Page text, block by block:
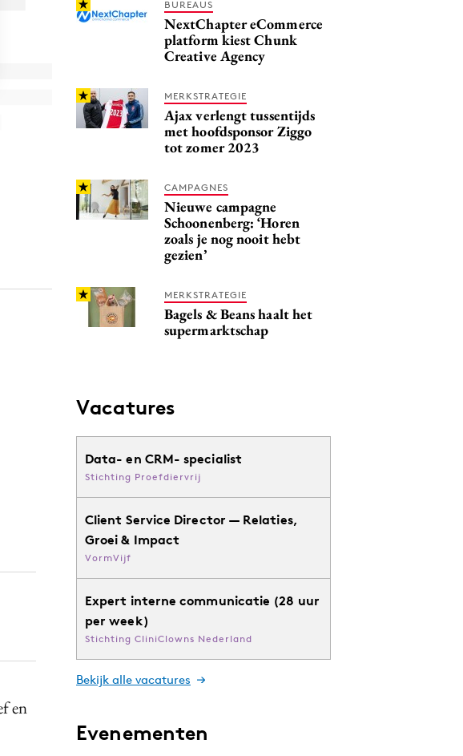
en
BUREAUS
NextChapter eCommerce
platform kiest Chunk
Creative Agency
MERKSTRATEGIE
Ajax verlengt tussentijds
met hoofdsponsor Ziggo
tot zomer 2023
CAMPAGNES
Nieuwe campagne
Schoonenberg: ‘Horen
zoals je nog nooit hebt
gezien’
MERKSTRATEGIE
Bagels & Beans haalt het
supermarktschap
Vacatures
Data- en CRM- specialist
Stichting Proefdiervrij
Client Service Director — Relaties,
Groei & Impact
VormVijf
Expert interne communicatie (28 uur
per week)
Stichting CliniClowns Nederland
Bekijk alle vacatures
Evenementen